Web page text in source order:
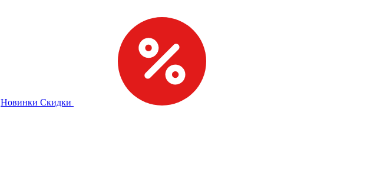
Новинки Скидки